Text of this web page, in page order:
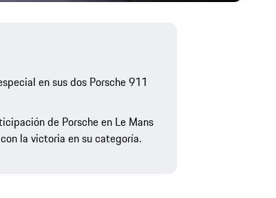
en sus dos Porsche 911
de Porsche en Le Mans
la victoria en su categoría.